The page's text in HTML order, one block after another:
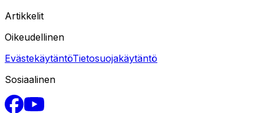
Artikkelit
Oikeudellinen
EvästekäytäntöTietosuojakäytäntö
Sosiaalinen